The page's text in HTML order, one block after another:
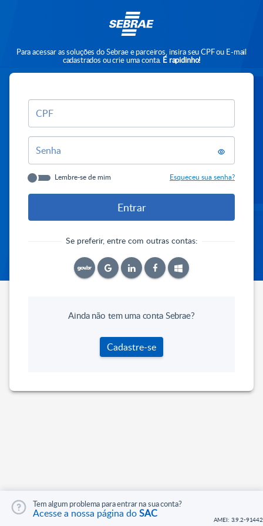
Para acessar as soluções do Sebrae e parceiros, insira seu CPF ou E-mail
cadastrados ou crie uma conta. É rapidinho!
CPF
Senha
Lembre-se de mim Esqueceu sua senha?
Se preferir, entre com outras contas:
Tem algum problema para entrar na sua conta?
Acesse a nossa página doSAC
Ainda não tem uma conta Sebrae?
Cadastre-se
AMEI: 3.9.2-91442